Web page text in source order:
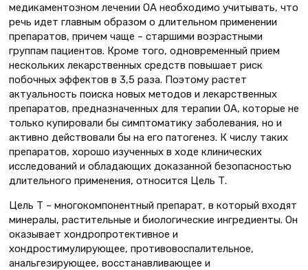
медикаментозном лечении ОА необходимо учитывать, что
речь идет главным образом о длительном применении
препаратов, причем чаще – старшими возрастными
группам пациентов. Кроме того, одновременный прием
нескольких лекарственных средств повышает риск
побочных эффектов в 3,5 раза. Поэтому растет
актуальность поиска новых методов и лекарственных
препаратов, предназначенных для терапии ОА, которые не
только купировали бы симптоматику заболевания, но и
активно действовали бы на его патогенез. К числу таких
препаратов, хорошо изученных в ходе клинических
исследований и обладающих доказанной безопасностью
длительного применения, относится Цель Т.
Цель Т – многокомпонентный препарат, в который входят
минералы, растительные и биологические ингредиенты. Он
оказывает хондропротективное и
хондростимулирующее, противовоспалительное,
анальгезирующее, восстанавливающее и